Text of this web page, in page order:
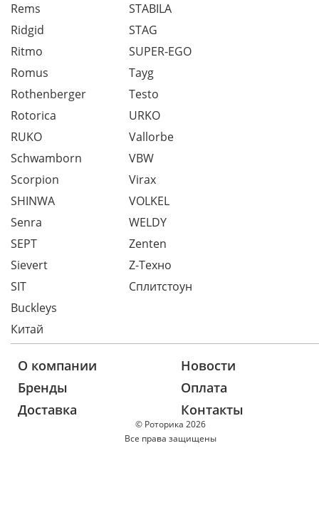
Rems
Ridgid
Ritmo
Romus
Rothenberger
Rotorica
RUKO
Schwamborn
Scorpion
SHINWA
Senra
SEPT
Sievert
SIT
STABILA
STAG
SUPER-EGO
Tayg
Testo
URKO
Vallorbe
VBW
Virax
VOLKEL
WELDY
Zenten
Z-Техно
Сплитстоун
Buckleys
Китай
© Роторика 2026
Все права защищены
О компании
Новости
Бренды
Оплата
Доставка
Контакты